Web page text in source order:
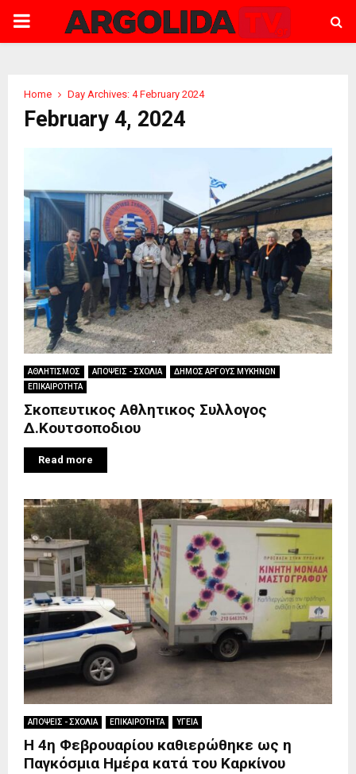
PRIMARY
Home Day Archives: 4 February 2024
February 4, 2024
ΑΘΛΗΤΙΣΜΟΣ ΑΠΟΨΕΙΣ - ΣΧΟΛΙΑ
ΔΗΜΟΣ ΑΡΓΟΥΣ ΜΥΚΗΝΩΝ
ΕΠΙΚΑΙΡΟΤΗΤΑ
Σκοπευτικος Αθλητικος Συλλογος
Δ.Κουτσοποδιου
Read more
ΑΠΟΨΕΙΣ - ΣΧΟΛΙΑ ΕΠΙΚΑΙΡΟΤΗΤΑ ΥΓΕΙΑ
Η 4η Φεβρουαρίου καθιερώθηκε ως η
Παγκόσμια Ημέρα κατά του Καρκίνου